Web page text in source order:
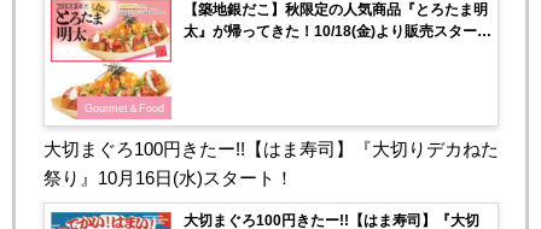
Gourmet＆Food
【築地銀だこ】秋限定の人気商品『とろたま明
太』が帰ってきた！10/18(金)より販売スター
大切まぐろ100円きたー!!【はま寿司】『大切りデカねた
祭り』10月16日(水)スタート！
大切まぐろ100円きたー!!【はま寿司】『大切